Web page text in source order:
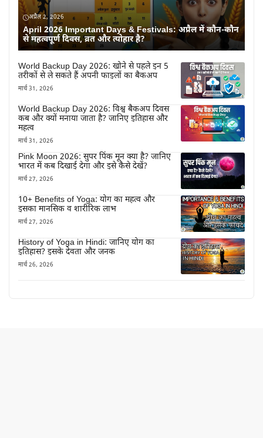
अप्रैल 2, 2026
April 2026 Important Days & Festivals: अप्रैल में कौन-कौन
से महत्वपूर्ण दिवस, व्रत और त्योहार है?
World Backup Day 2026: खोने से पहले इन 5
तरीकों से ले सकते हैं अपनी फाइलों का बैकअप
मार्च 31, 2026
World Backup Day 2026: विश्व बैकअप दिवस
कब और क्यों मनाया जाता है? जानिए इतिहास और
महत्व
मार्च 31, 2026
Pink Moon 2026: सुपर पिंक मून क्या है? जानिए
भारत में कब दिखाई देगा और इसे कैसे देखें?
मार्च 27, 2026
10+ Benefits of Yoga: योग का महत्व और
इसका मानसिक व शारीरिक लाभ
मार्च 27, 2026
History of Yoga in Hindi: जानिए योग का
इतिहास? इसके देवता और जनक
मार्च 26, 2026